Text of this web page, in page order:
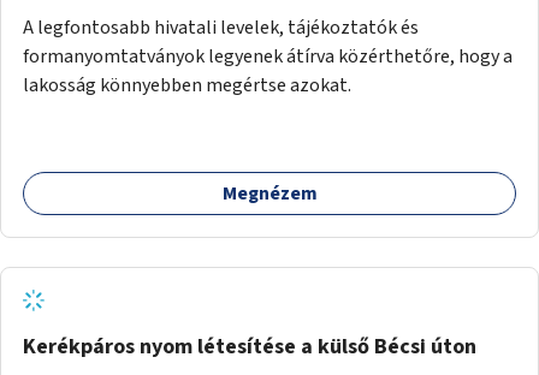
A legfontosabb hivatali levelek, tájékoztatók és
formanyomtatványok legyenek átírva közérthetőre, hogy a
lakosság könnyebben megértse azokat.
Megnézem
Kerékpáros nyom létesítése a külső Bécsi úton